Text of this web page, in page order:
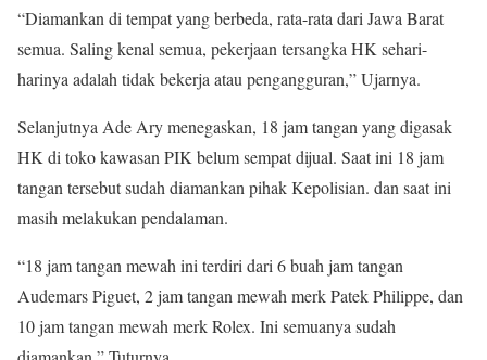
“Diamankan di tempat yang berbeda, rata-rata dari Jawa Barat
semua. Saling kenal semua, pekerjaan tersangka HK sehari-
harinya adalah tidak bekerja atau pengangguran,” Ujarnya.
Selanjutnya Ade Ary menegaskan, 18 jam tangan yang digasak
HK di toko kawasan PIK belum sempat dijual. Saat ini 18 jam
tangan tersebut sudah diamankan pihak Kepolisian. dan saat ini
masih melakukan pendalaman.
“18 jam tangan mewah ini terdiri dari 6 buah jam tangan
Audemars Piguet, 2 jam tangan mewah merk Patek Philippe, dan
10 jam tangan mewah merk Rolex. Ini semuanya sudah